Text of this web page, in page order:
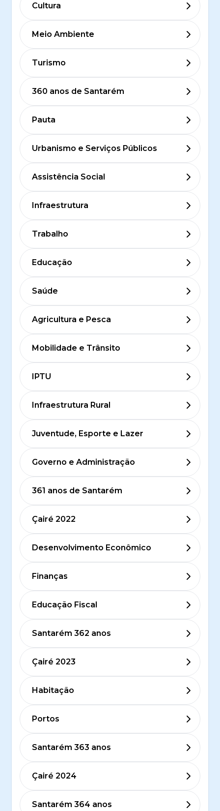
Cultura
Meio Ambiente
Turismo
360 anos de Santarém
Pauta
Urbanismo e Serviços Públicos
Assistência Social
Infraestrutura
Trabalho
Educação
Saúde
Agricultura e Pesca
Mobilidade e Trânsito
IPTU
Infraestrutura Rural
Juventude, Esporte e Lazer
Governo e Administração
361 anos de Santarém
Çairé 2022
Desenvolvimento Econômico
Finanças
Educação Fiscal
Santarém 362 anos
Çairé 2023
Habitação
Portos
Santarém 363 anos
Çairé 2024
Santarém 364 anos